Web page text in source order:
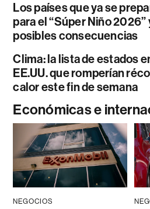
Los países que ya se
para el “Súper Niño 2026”
posibles consecuencias
Clima: la lista de estados
EE.UU. que romperían
calor este fin de semana
Económicas e
NEGOCIOS